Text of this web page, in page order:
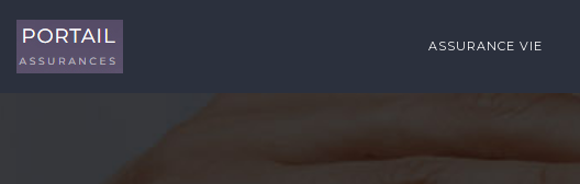
ASSURANCE VIE